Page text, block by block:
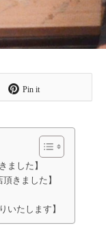
Pin it
ました】
きました】
いたします】